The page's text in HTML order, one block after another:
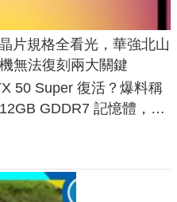
片規格全看光，華強北山
無法復刻兩大關鍵
50 Super 復活？爆料稱
GDDR7 記憶體，這